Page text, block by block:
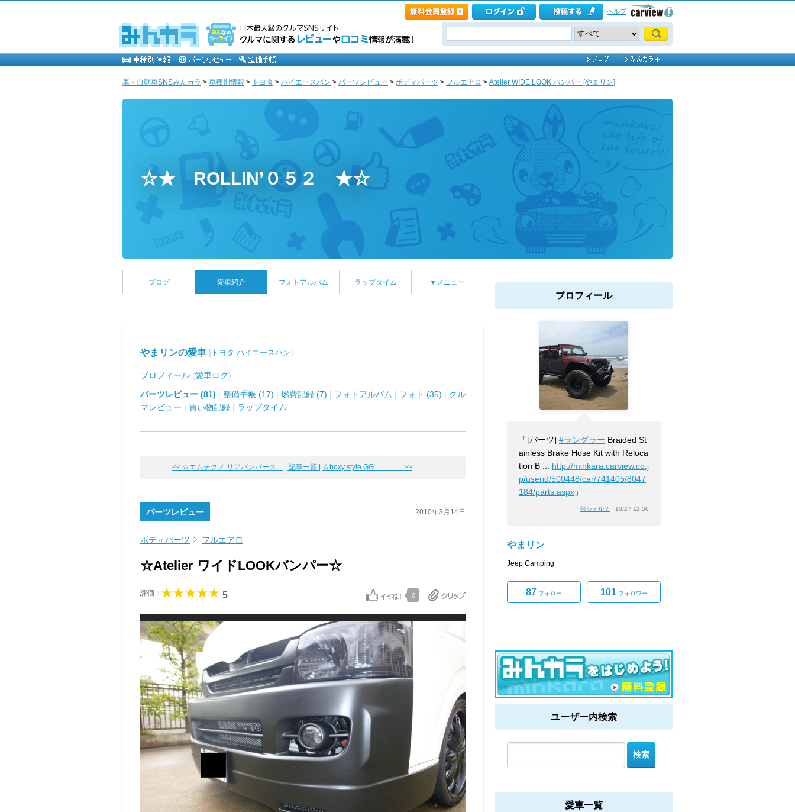
ヘルプ
車・自動車SNSみんカラ > 車種別情報 > トヨタ > ハイエースバン > パーツレビュー > ボディパーツ > フルエアロ > Atelier WIDE LOOK バンパー [やまリン]
☆★ ROLLIN’０５２ ★☆
ブログ 愛車紹介 フォトアルバム ラップタイム ▼メニュー
やまリンの愛車 [ トヨタ ハイエースバン]
プロフィール (愛車ログ)
パーツレビュー (81) | 整備手帳 (17) | 燃費記録 (7) | フォトアルバム | フォト (35) | クル
マレビュー | 買い物記録 | ラップタイム
<< ☆エムテクノ リアバンパース ... | 記事一覧 | ☆boxy style GG ... >>
パーツレビュー 2010年3月14日
ボディパーツ フルエアロ
☆Atelier ワイドLOOKバンパー☆
評価： 5 0
プロフィール
「[パーツ] #ラングラー Braided St
ainless Brake Hose Kit with Reloca
tion B ... http://minkara.carview.co.j
p/userid/500448/car/741405/8047
184/parts.aspx 」
何シテル？ 10/27 12:56
やまリン
Jeep Camping
87 フォロー 101フォロワー
ユーザー内検索
愛車一覧